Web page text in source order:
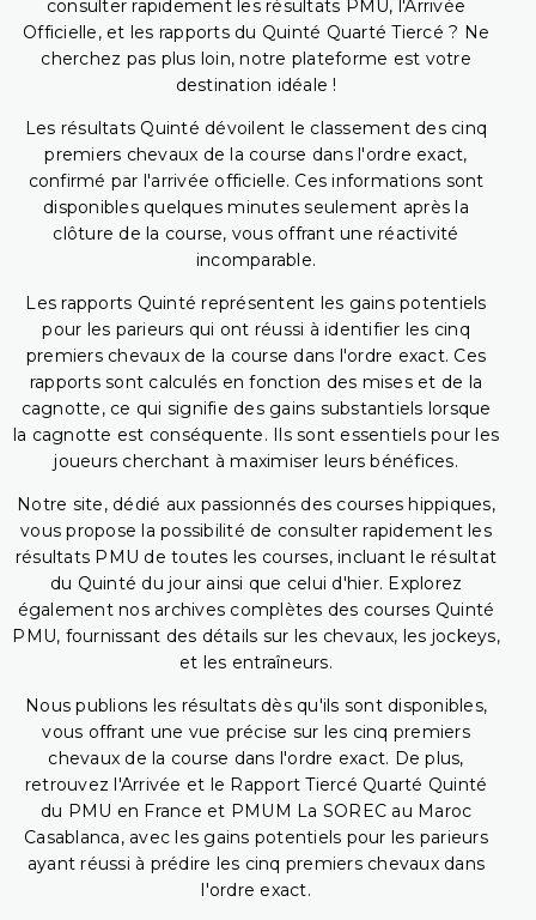
consulter rapidement les résultats PMU, l'Arrivée
Officielle, et les rapports du Quinté Quarté Tiercé ? Ne
cherchez pas plus loin, notre plateforme est votre
destination idéale !
Les résultats Quinté dévoilent le classement des cinq
premiers chevaux de la course dans l'ordre exact,
confirmé par l'arrivée officielle. Ces informations sont
disponibles quelques minutes seulement après la
clôture de la course, vous offrant une réactivité
incomparable.
Les rapports Quinté représentent les gains potentiels
pour les parieurs qui ont réussi à identifier les cinq
premiers chevaux de la course dans l'ordre exact. Ces
rapports sont calculés en fonction des mises et de la
cagnotte, ce qui signifie des gains substantiels lorsque
la cagnotte est conséquente. Ils sont essentiels pour les
joueurs cherchant à maximiser leurs bénéfices.
Notre site, dédié aux passionnés des courses hippiques,
vous propose la possibilité de consulter rapidement les
résultats PMU de toutes les courses, incluant le résultat
du Quinté du jour ainsi que celui d'hier. Explorez
également nos archives complètes des courses Quinté
PMU, fournissant des détails sur les chevaux, les jockeys,
et les entraîneurs.
Nous publions les résultats dès qu'ils sont disponibles,
vous offrant une vue précise sur les cinq premiers
chevaux de la course dans l'ordre exact. De plus,
retrouvez l'Arrivée et le Rapport Tiercé Quarté Quinté
du PMU en France et PMUM La SOREC au Maroc
Casablanca, avec les gains potentiels pour les parieurs
ayant réussi à prédire les cinq premiers chevaux dans
l'ordre exact.